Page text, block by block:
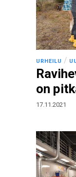
URHEILU /
on
17.11.2021